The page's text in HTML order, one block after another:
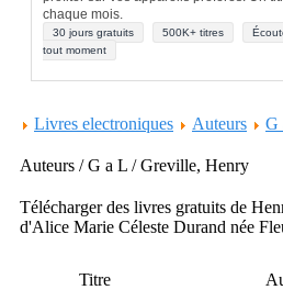
chaque mois.
30 jours gratuits 500K+ titres
tout moment
Livres electroniques Auteurs G
Auteurs / G a L / Greville, Henry
Télécharger des livres gratuits de
d'Alice Marie Céleste Durand née
Titre